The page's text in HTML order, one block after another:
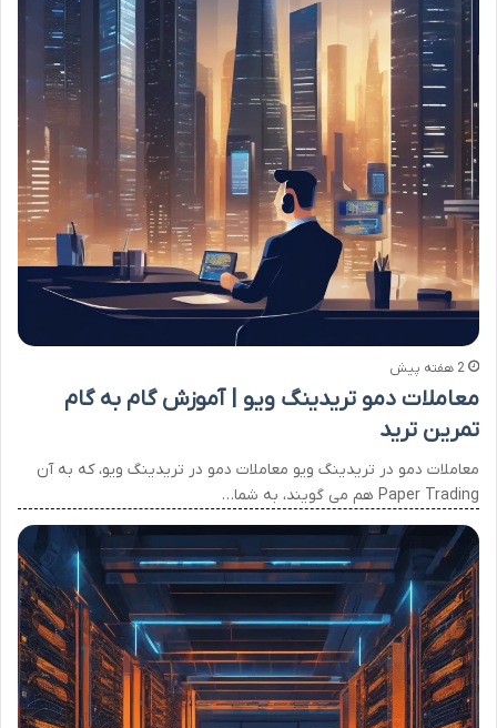
2 هفته پیش
معاملات دمو تریدینگ ویو | آموزش گام به گام
تمرین ترید
معاملات دمو در تریدینگ ویو معاملات دمو در تریدینگ ویو، که به آن
Paper Trading هم می گویند، به شما…